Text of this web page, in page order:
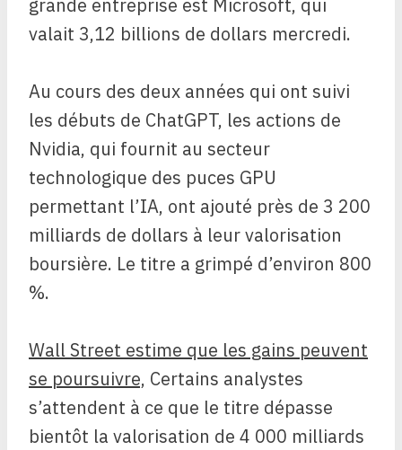
grande entreprise est Microsoft, qui
valait 3,12 billions de dollars mercredi.
Au cours des deux années qui ont suivi
les débuts de ChatGPT, les actions de
Nvidia, qui fournit au secteur
technologique des puces GPU
permettant l’IA, ont ajouté près de 3 200
milliards de dollars à leur valorisation
boursière. Le titre a grimpé d’environ 800
%.
Wall Street estime que les gains peuvent
se poursuivre, Certains analystes
s’attendent à ce que le titre dépasse
bientôt la valorisation de 4 000 milliards